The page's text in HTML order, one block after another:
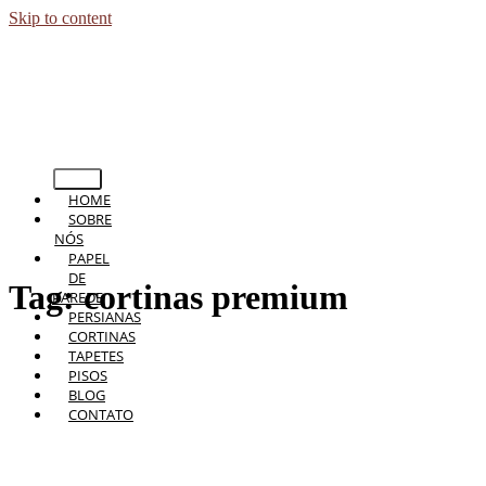
Skip to content
HOME
SOBRE
NÓS
PAPEL
DE
PAREDE
PERSIANAS
CORTINAS
TAPETES
PISOS
BLOG
CONTATO
Tag:cortinas premium